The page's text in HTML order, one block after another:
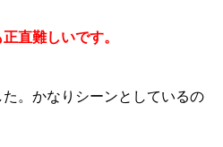
直難しいです。
。かなりシーンとしているの